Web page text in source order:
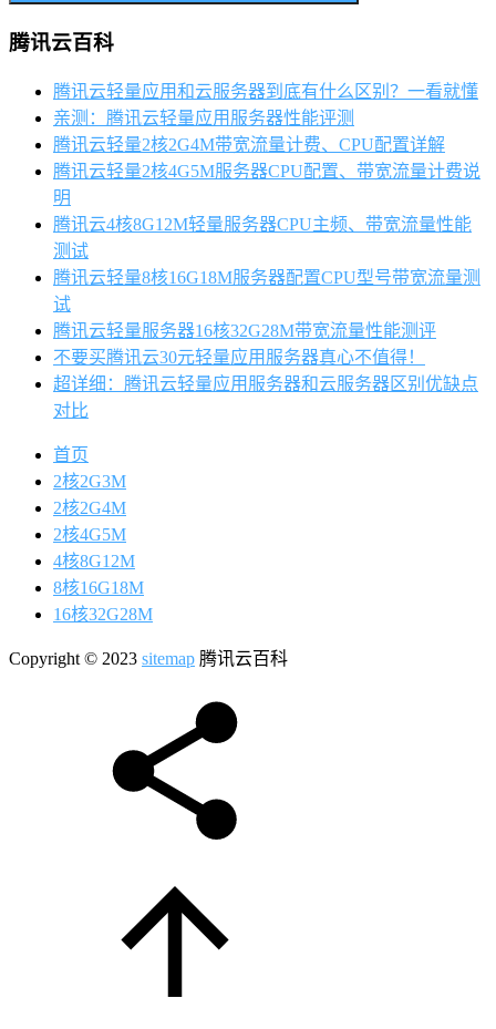
腾讯云百科
腾讯云轻量应用和云服务器到底有什么区别？一看就懂
亲测：腾讯云轻量应用服务器性能评测
腾讯云轻量2核2G4M带宽流量计费、CPU配置详解
腾讯云轻量2核4G5M服务器CPU配置、带宽流量计费说
明
腾讯云4核8G12M轻量服务器CPU主频、带宽流量性能
测试
腾讯云轻量8核16G18M服务器配置CPU型号带宽流量测
试
腾讯云轻量服务器16核32G28M带宽流量性能测评
不要买腾讯云30元轻量应用服务器真心不值得！
超详细：腾讯云轻量应用服务器和云服务器区别优缺点
对比
首页
2核2G3M
2核2G4M
2核4G5M
4核8G12M
8核16G18M
16核32G28M
Copyright © 2023 sitemap 腾讯云百科